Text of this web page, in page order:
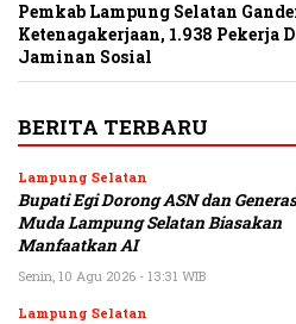
Pemkab Lampung Selatan
Ketenagakerjaan, 1.938 Pekerja
Jaminan Sosial
BERITA TERBARU
Lampung Selatan
Bupati Egi Dorong ASN dan
Muda Lampung Selatan Biasakan
Manfaatkan AI
Senin, 10 Agu 2026 - 13:31 WIB
Lampung Selatan